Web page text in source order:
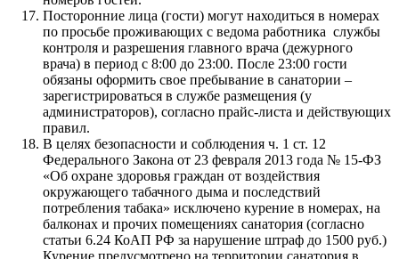
Посторонние лица (гости) могут находиться в номерах
по просьбе проживающих с ведома работника службы
контроля и разрешения главного врача (дежурного
врача) в период с 8:00 до 23:00. После 23:00 гости
обязаны оформить свое пребывание в санатории –
зарегистрироваться в службе размещения (у
администраторов), согласно прайс-листа и действующих
правил.
В целях безопасности и соблюдения ч. 1 ст. 12
Федерального Закона от 23 февраля 2013 года № 15-ФЗ
«Об охране здоровья граждан от воздействия
окружающего табачного дыма и последствий
потребления табака» исключено курение в номерах, на
балконах и прочих помещениях санатория (согласно
статьи 6.24 КоАП РФ за нарушение штраф до 1500 руб.)
Курение предусмотрено на территории санатория в